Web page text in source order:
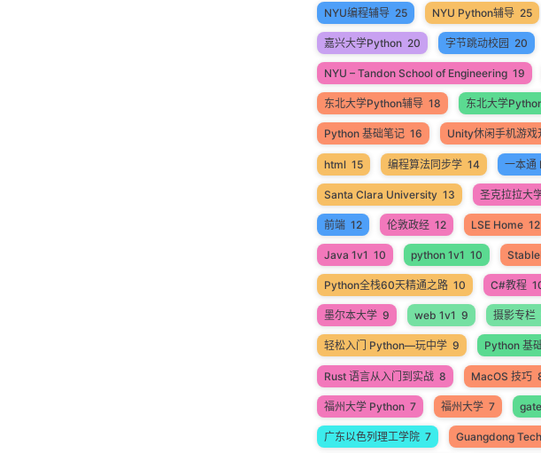
NYU编程辅导 25 NYU Python辅导 25
嘉兴大学Python 20 字节跳动校园 20
NYU – Tandon School of Engineering 19
东北大学Python辅导 18 东北大学
Python 基础笔记 16 Unity休闲手机游戏
html 15 编程算法同步学 14 一本通
Santa Clara University 13 圣克拉拉大
前端 12 伦敦政经 12 LSE Home 12
Java 1v1 10 python 1v1 10
Python全栈60天精通之路 10 C#教程
墨尔本大学 9 web 1v1 9 摄影专栏
轻松入门 Python—玩中学 9 Python 基
Rust 语言从入门到实战 8 MacOS 技巧
福州大学 Python 7 福州大学 7
广东以色列理工学院 7 Guangdong